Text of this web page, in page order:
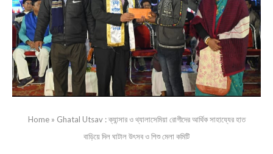
Home» Ghatal Utsav : ক্যান্সার ও থ্যালাসেমিয়া রোগীদের আর্থিক সাহায্যের হাত
বাড়িয়ে দিল ঘাটাল উৎসব ও শিশু মেলা কমিটি